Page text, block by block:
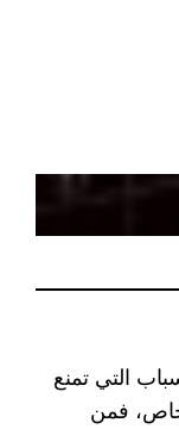
التي تمنع
فمن